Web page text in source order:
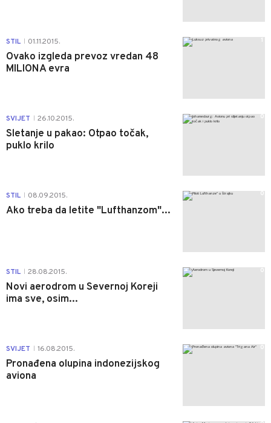
STIL 01.11.2015.
Ovako izgleda prevoz vredan 48
MILIONA evra
1
SVIJET 26.10.2015.
Sletanje u pakao: Otpao točak,
puklo krilo
0
STIL 08.09.2015.
Ako treba da letite "Lufthanzom"...
0
STIL 28.08.2015.
Novi aerodrom u Severnoj Koreji
ima sve, osim...
0
SVIJET 16.08.2015.
Pronađena olupina indonezijskog
aviona
0